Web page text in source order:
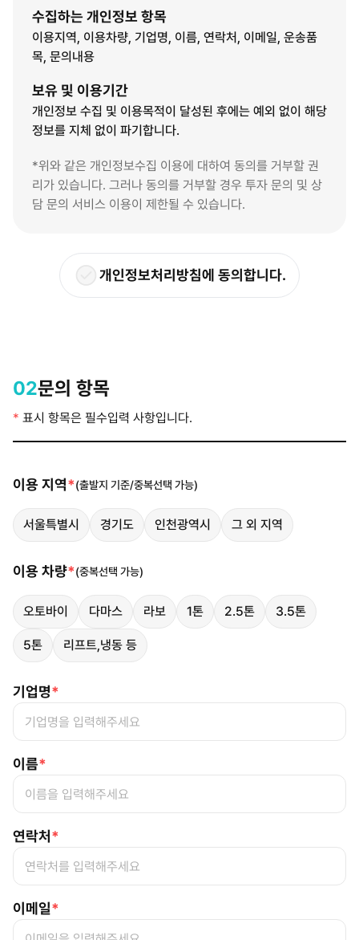
수집하는 개인정보 항목
이용지역, 이용차량, 기업명, 이름, 연락처, 이메일, 운송품
목, 문의내용
보유 및 이용기간
개인정보 수집 및 이용목적이 달성된 후에는 예외 없이 해당
정보를 지체 없이 파기합니다.
*위와 같은 개인정보수집 이용에 대하여 동의를 거부할 권
리가 있습니다. 그러나 동의를 거부할 경우 투자 문의 및 상
담 문의 서비스 이용이 제한될 수 있습니다.
개인정보처리방침에 동의합니다.
02문의 항목
* 표시 항목은 필수입력 사항입니다.
이용 지역*(출발지 기준/중복선택 가능)
서울특별시 경기도 인천광역시 그 외 지역
이용 차량*(중복선택 가능)
오토바이 다마스 라보 1톤 2.5톤 3.5톤
5톤 리프트,냉동 등
기업명*
이름*
연락처 *
이메일*